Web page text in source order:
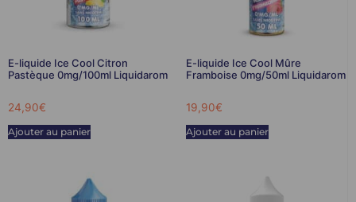
E-liquide Ice Cool Citron
Pastèque 0mg/100ml Liquidarom
24,90€
Ajouter au panier
E-liquide Ice Cool Mûre
Framboise 0mg/50ml Liquidarom
19,90€
Ajouter au panier